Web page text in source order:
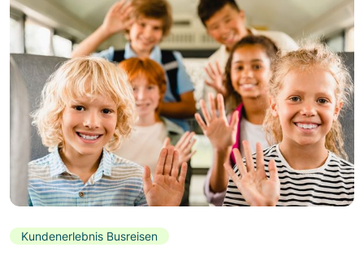
Kundenerlebnis Busreisen